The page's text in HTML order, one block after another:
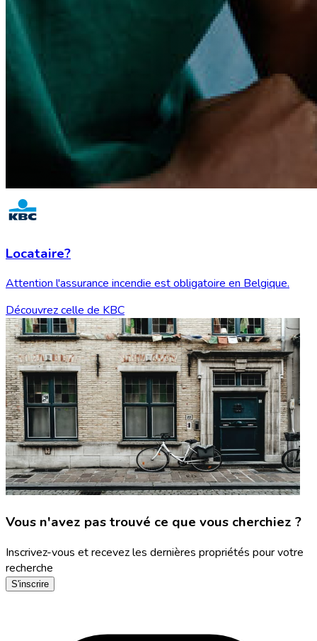
Locataire?
Attention l'assurance incendie est obligatoire en Belgique.
Découvrez celle de KBC
Vous n'avez pas trouvé ce que vous cherchiez ?
Inscrivez-vous et recevez les dernières propriétés pour votre
recherche
S'inscrire